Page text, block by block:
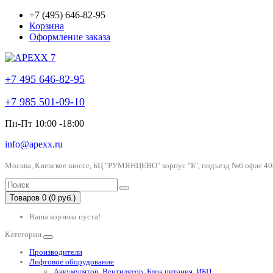
+7 (495) 646-82-95
Корзина
Оформление заказа
+7 495 646-82-95
+7 985 501-09-10
Пн-Пт 10:00 -18:00
info@apexx.ru
Москва, Киевское шоссе, БЦ "РУМЯНЦЕВО" корпус "Б", подъезд №6 офис
Товаров 0 (0 руб.)
Ваша корзина пуста!
Категории
Производители
Лифтовое оборудование